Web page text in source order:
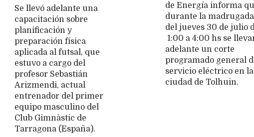
Se llevó adelante una
capacitación sobre
planificación y
preparación física
aplicada al futsal, que
estuvo a cargo del
profesor Sebastián
Arizmendi, actual
entrenador del primer
equipo masculino del
Club Gimnàstic de
Tarragona (España).
de Energía informa
durante la madrugada
del jueves 30 de julio
1:00 a 4:00 hs se
adelante un corte
programado general
servicio eléctrico en la
ciudad de Tolhuin.